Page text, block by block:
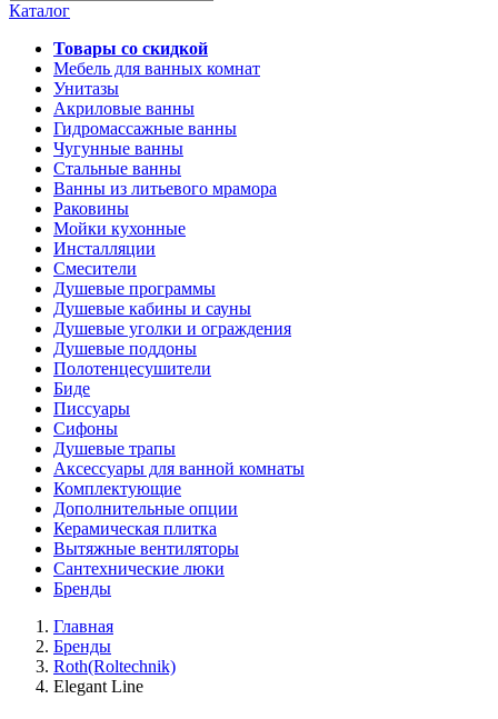
Каталог
Товары со скидкой
Мебель для ванных комнат
Унитазы
Акриловые ванны
Гидромассажные ванны
Чугунные ванны
Стальные ванны
Ванны из литьевого мрамора
Раковины
Мойки кухонные
Инсталляции
Смесители
Душевые программы
Душевые кабины и сауны
Душевые уголки и ограждения
Душевые поддоны
Полотенцесушители
Биде
Писсуары
Сифоны
Душевые трапы
Аксессуары для ванной комнаты
Комплектующие
Дополнительные опции
Керамическая плитка
Вытяжные вентиляторы
Сантехнические люки
Бренды
Главная
Бренды
Roth(Roltechnik)
Elegant Line